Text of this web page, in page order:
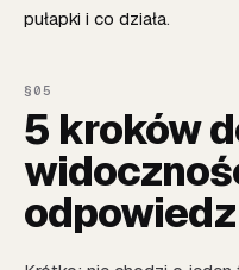
pułapki i co działa.
5 kroków